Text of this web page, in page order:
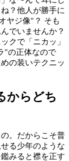
？他人が勝手に
ヤジ像"？ そも
でいませんか？
クで「ニカッ」
"の正体なので
の装いテクニッ
からどち
。だからこそ普
る少年のような
みると襟を正す